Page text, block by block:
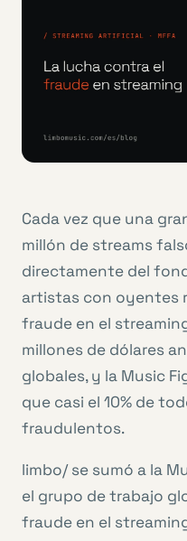
Cada vez que una
millón de streams
directamente del
artistas con oyentes
fraude en el
millones de dólares
globales, y la Music
que casi el 10% de
fraudulentos.
limbo/ se sumó a la
el grupo de trabajo
fraude en el